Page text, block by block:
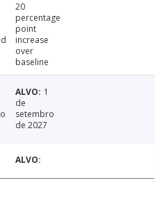
20
percentage
point
increase
over
baseline
1
de
setembro
de 2027